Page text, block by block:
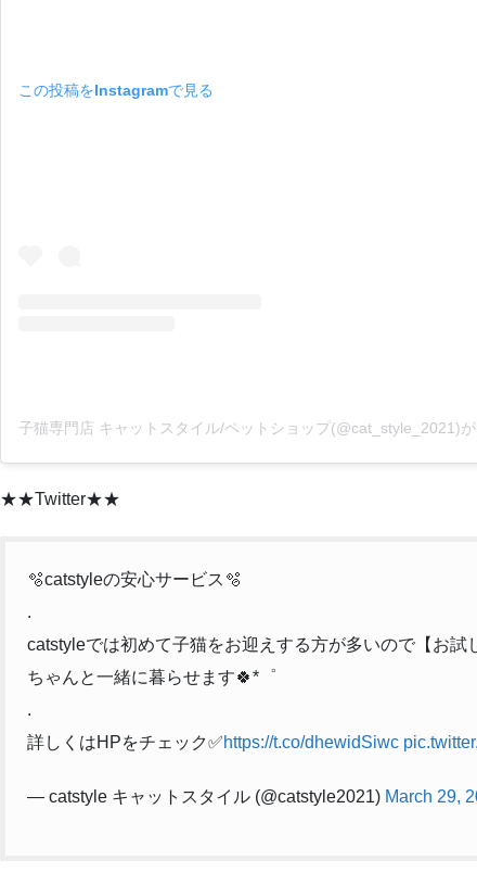
この投稿をInstagramで見る
★★Twitter★★
🫧catstyleの安心サービス🫧
.
catstyleでは初めて子猫をお迎えする方が多いので【お
ちゃんと一緒に暮らせます🍀*゜
.
詳しくはHPをチェック✅https://t.co/dhewidSiwc
— catstyle キャットスタイル (@catstyle2021) March 29,